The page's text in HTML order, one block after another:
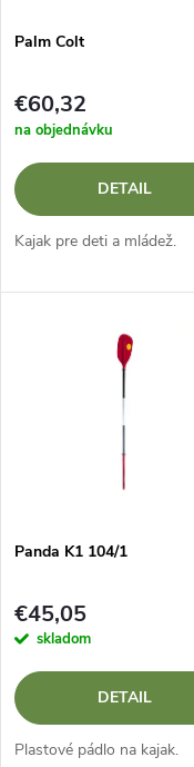
e
p
r
o
d
v
s
p
r
o
d
u
v
Palm Colt
€60,32
na objednávku
DETAIL
Kajak pre deti a mládež.
Panda K1 104/1
€45,05
skladom
DETAIL
Plastové pádlo na kajak.